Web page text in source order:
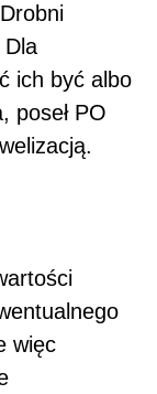
ich być albo
poseł PO
więc